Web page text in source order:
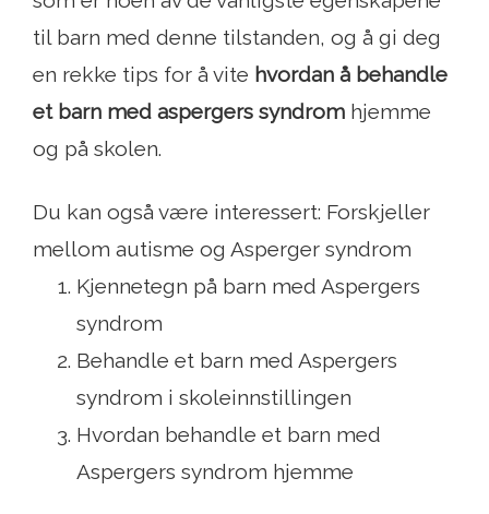
til barn med denne tilstanden, og å gi deg
en rekke tips for å vite hvordan å behandle
et barn med aspergers syndrom hjemme
og på skolen.
Du kan også være interessert: Forskjeller
mellom autisme og Asperger syndrom
Kjennetegn på barn med Aspergers
syndrom
Behandle et barn med Aspergers
syndrom i skoleinnstillingen
Hvordan behandle et barn med
Aspergers syndrom hjemme